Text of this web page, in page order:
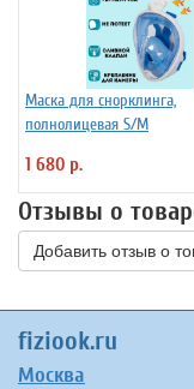
Маска для снорклинга,
полнолицевая S/M
1 680 р.
Отзывы о
Добавить отзыв о
fiziook.ru
Москва